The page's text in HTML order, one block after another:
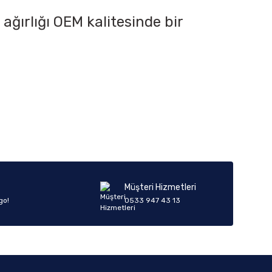
OEM kalitesinde bir
Müşteri Hizmetleri
0533 947 43 13